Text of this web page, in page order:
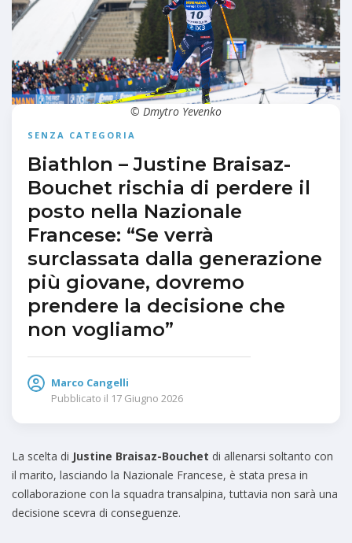
SENZA CATEGORIA
Biathlon – Justine Braisaz-
Bouchet rischia di perdere il
posto nella Nazionale
Francese: “Se verrà
surclassata dalla generazione
più giovane, dovremo
prendere la decisione che
non vogliamo”
Marco Cangelli
Pubblicato il 17 Giugno 2026
© Dmytro Yevenko
La scelta di Justine Braisaz-Bouchet di allenarsi soltanto con
il marito, lasciando la Nazionale Francese, è stata presa in
collaborazione con la squadra transalpina, tuttavia non sarà una
decisione scevra di conseguenze.